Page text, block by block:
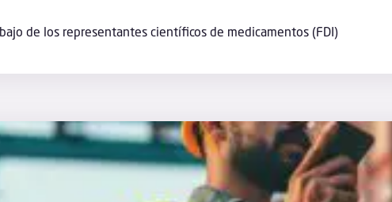
de los representantes científicos de medicamentos (FDI)